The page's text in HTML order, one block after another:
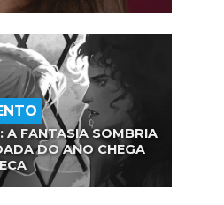
A FANTASIA SOMBRIA
DO ANO CHEGA